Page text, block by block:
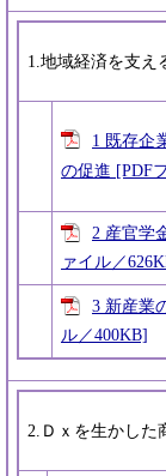
1.地域経済を支え
1 既存企
の促進 [PDF
2 産官学
ァイル／
3 新産業
ル／400KB]
2.Ｄｘを生かした